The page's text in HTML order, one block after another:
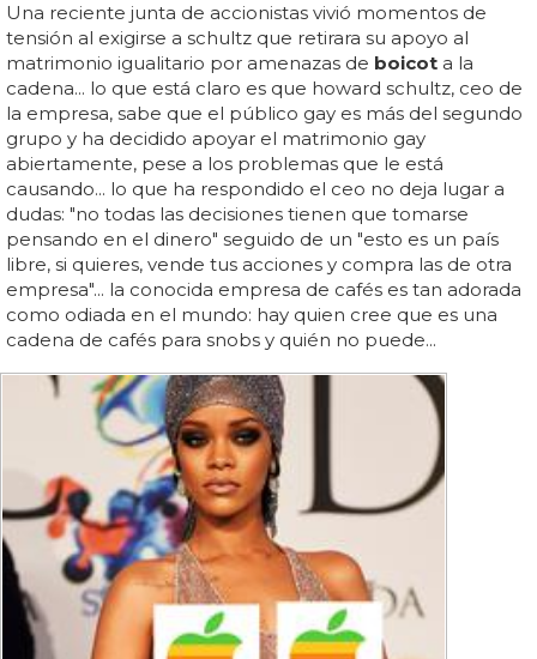
Una reciente junta de accionistas vivió momentos de
tensión al exigirse a schultz que retirara su apoyo al
matrimonio igualitario por amenazas de boicot a la
cadena... lo que está claro es que howard schultz, ceo de
la empresa, sabe que el público gay es más del segundo
grupo y ha decidido apoyar el matrimonio gay
abiertamente, pese a los problemas que le está
causando... lo que ha respondido el ceo no deja lugar a
dudas: "no todas las decisiones tienen que tomarse
pensando en el dinero" seguido de un "esto es un país
libre, si quieres, vende tus acciones y compra las de otra
empresa"... la conocida empresa de cafés es tan adorada
como odiada en el mundo: hay quien cree que es una
cadena de cafés para snobs y quién no puede...